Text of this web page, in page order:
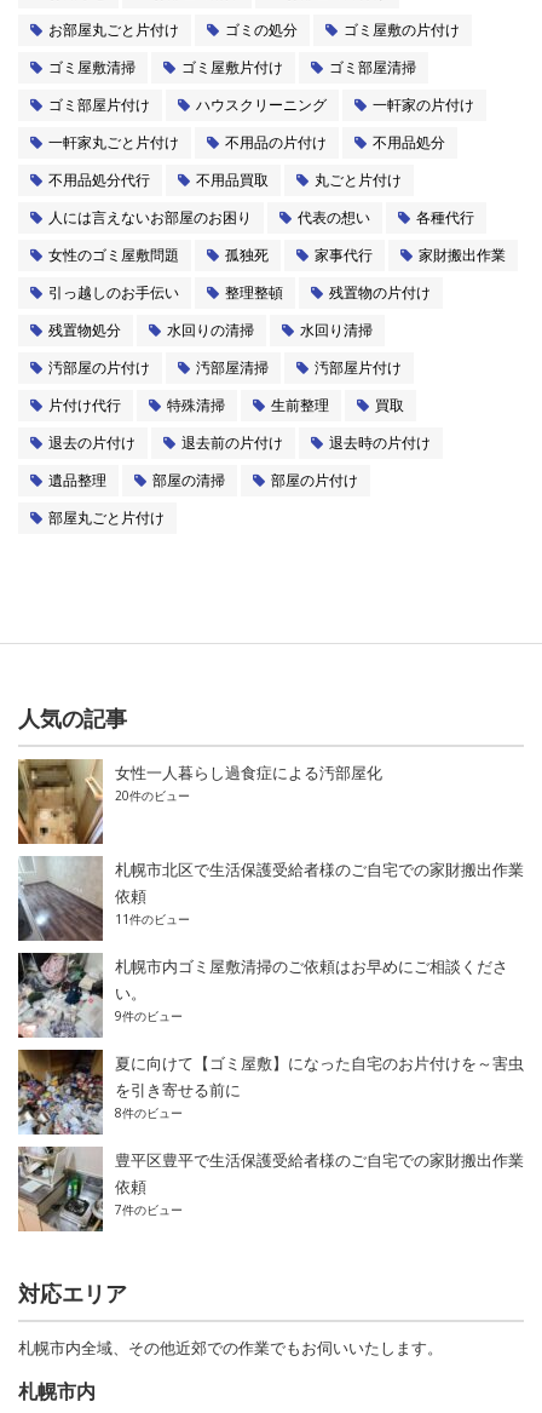
お部屋丸ごと片付け
ゴミの処分
ゴミ屋敷の片付け
ゴミ屋敷清掃
ゴミ屋敷片付け
ゴミ部屋清掃
ゴミ部屋片付け
ハウスクリーニング
一軒家の片付け
一軒家丸ごと片付け
不用品の片付け
不用品処分
不用品処分代行
不用品買取
丸ごと片付け
人には言えないお部屋のお困り
代表の想い
各種代行
女性のゴミ屋敷問題
孤独死 家事代行
家財搬出作業
引っ越しのお手伝い
整理整頓
残置物の片付け
残置物処分
水回りの清掃
水回り清掃
汚部屋の片付け
汚部屋清掃
汚部屋片付け
片付け代行
特殊清掃 生前整理
買取
退去の片付け
退去前の片付け
退去時の片付け
遺品整理
部屋の清掃
部屋の片付け
部屋丸ごと片付け
人気の記事
女性一人暮らし過食症による汚部屋化
20件のビュー
札幌市北区で生活保護受給者様のご自宅での家財搬出作業
依頼
11件のビュー
札幌市内ゴミ屋敷清掃のご依頼はお早めにご相談くださ
い。
9件のビュー
夏に向けて【ゴミ屋敷】になった自宅のお片付けを～害虫
を引き寄せる前に
8件のビュー
豊平区豊平で生活保護受給者様のご自宅での家財搬出作業
依頼
7件のビュー
対応エリア
札幌市内全域、その他近郊での作業でもお伺いいたします。
札幌市内